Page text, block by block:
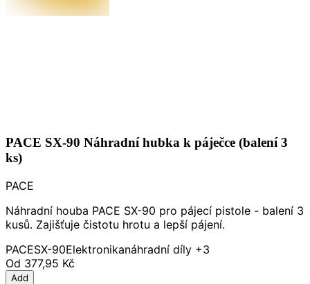
PACE SX-90 Náhradní hubka k páječce (balení 3
ks)
PACE
Náhradní houba PACE SX-90 pro pájecí pistole - balení 3
kusů. Zajišťuje čistotu hrotu a lepší pájení.
PACESX-90Elektronikanáhradní díly +3
Od 377,95 Kč
Add